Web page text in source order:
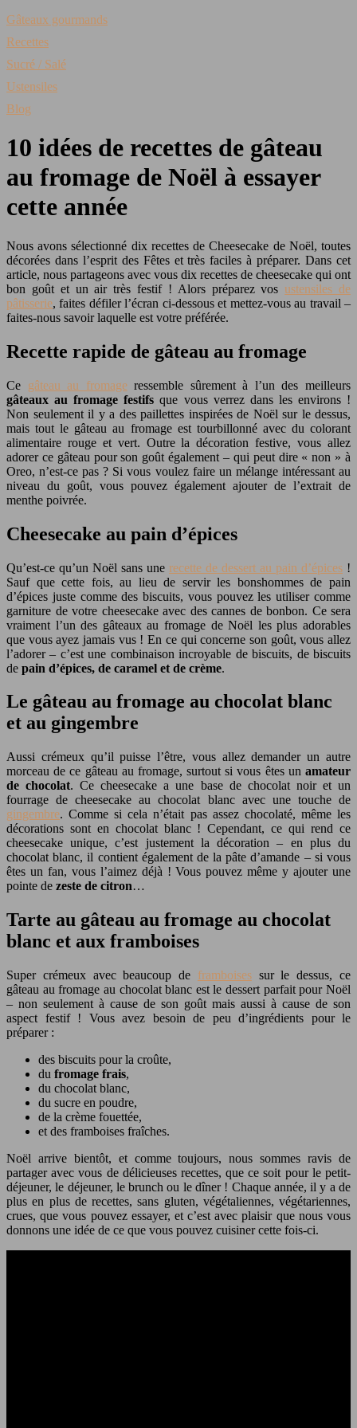
Gâteaux gourmands
Recettes
Sucré / Salé
Ustensiles
Blog
10 idées de recettes de gâteau
au fromage de Noël à essayer
cette année
Nous avons sélectionné dix recettes de Cheesecake de Noël, toutes
décorées dans l’esprit des Fêtes et très faciles à préparer. Dans cet
article, nous partageons avec vous dix recettes de cheesecake qui ont
bon goût et un air très festif ! Alors préparez vos ustensiles de
pâtisserie, faites défiler l’écran ci-dessous et mettez-vous au travail –
faites-nous savoir laquelle est votre préférée.
Recette rapide de gâteau au fromage
Ce gâteau au fromageressemble sûrement à l’un des meilleurs
gâteaux au fromage festifs que vous verrez dans les environs !
Non seulement il y a des paillettes inspirées de Noël sur le dessus,
mais tout le gâteau au fromage est tourbillonné avec du colorant
alimentaire rouge et vert. Outre la décoration festive, vous allez
adorer ce gâteau pour son goût également – qui peut dire « non » à
Oreo, n’est-ce pas ? Si vous voulez faire un mélange intéressant au
niveau du goût, vous pouvez également ajouter de l’extrait de
menthe poivrée.
Cheesecake au pain d’épices
Qu’est-ce qu’un Noël sans une recette de dessert au pain d’épices !
Sauf que cette fois, au lieu de servir les bonshommes de pain
d’épices juste comme des biscuits, vous pouvez les utiliser comme
garniture de votre cheesecake avec des cannes de bonbon. Ce sera
vraiment l’un des gâteaux au fromage de Noël les plus adorables
que vous ayez jamais vus ! En ce qui concerne son goût, vous allez
l’adorer – c’est une combinaison incroyable de biscuits, de biscuits
de pain d’épices, de caramel et de crème.
Le gâteau au fromage au chocolat blanc
et au gingembre
Aussi crémeux qu’il puisse l’être, vous allez demander un autre
morceau de ce gâteau au fromage, surtout si vous êtes un amateur
de chocolat. Ce cheesecake a une base de chocolat noir et un
fourrage de cheesecake au chocolat blanc avec une touche de
gingembre. Comme si cela n’était pas assez chocolaté, même les
décorations sont en chocolat blanc ! Cependant, ce qui rend ce
cheesecake unique, c’est justement la décoration – en plus du
chocolat blanc, il contient également de la pâte d’amande – si vous
êtes un fan, vous l’aimez déjà ! Vous pouvez même y ajouter une
pointe de zeste de citron…
Tarte au gâteau au fromage au chocolat
blanc et aux framboises
Super crémeux avec beaucoup de framboisessur le dessus, ce
gâteau au fromage au chocolat blanc est le dessert parfait pour Noël
– non seulement à cause de son goût mais aussi à cause de son
aspect festif ! Vous avez besoin de peu d’ingrédients pour le
préparer :
des biscuits pour la croûte,
du fromage frais,
du chocolat blanc,
du sucre en poudre,
de la crème fouettée,
et des framboises fraîches.
Noël arrive bientôt, et comme toujours, nous sommes ravis de
partager avec vous de délicieuses recettes, que ce soit pour le petit-
déjeuner, le déjeuner, le brunch ou le dîner ! Chaque année, il y a de
plus en plus de recettes, sans gluten, végétaliennes, végétariennes,
crues, que vous pouvez essayer, et c’est avec plaisir que nous vous
donnons une idée de ce que vous pouvez cuisiner cette fois-ci.